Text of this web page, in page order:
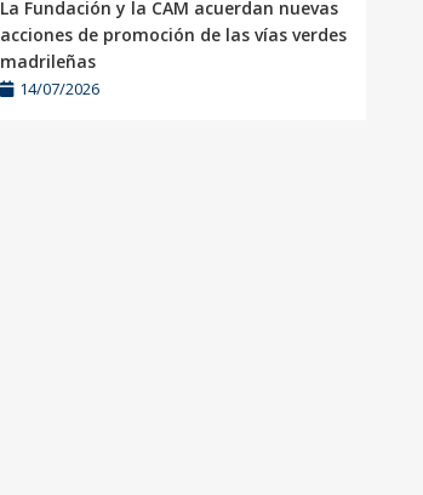
La Fundación y la CAM acuerdan nuevas
acciones de promoción de las vías verdes
madrileñas
14/07/2026